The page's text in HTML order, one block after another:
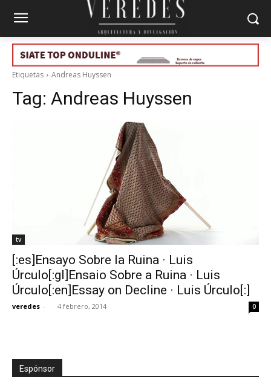
Etiquetas Andreas Huyssen
Tag: Andreas Huyssen
tv
[:es]Ensayo Sobre la Ruina · Luis
Úrculo[:gl]Ensaio Sobre a Ruina · Luis
Úrculo[:en]Essay on Decline · Luis Úrculo[:]
veredes - 4 febrero, 2014 0
Espónsor